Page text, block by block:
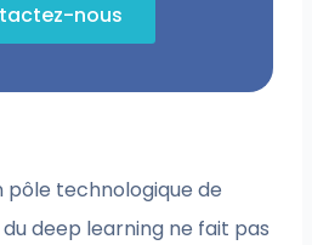
nous
pôle technologique de
deep learning ne fait pas